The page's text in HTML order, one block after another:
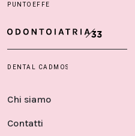
Chi siamo
Contatti